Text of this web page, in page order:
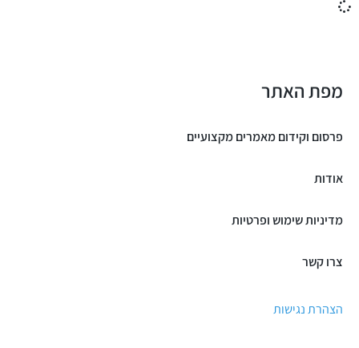
מפת האתר
פרסום וקידום מאמרים מקצועיים
אודות
מדיניות שימוש ופרטיות
צרו קשר
הצהרת נגישות